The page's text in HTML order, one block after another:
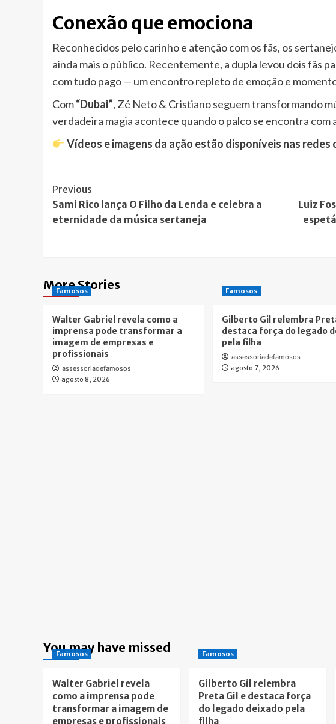
Conexão que emociona
Reconhecidos pelo carinho e atenção com os fãs, os
ainda mais o público. Recentemente, a dupla levou dois fãs
com tudo pago — um encontro repleto de emoção e
Com“Dubai”, Zé Neto & Cristiano seguem transformando
verdadeira magia acontece quando o palco se encontra com
Vídeos e imagens da ação estão disponíveis nas redes
Post
Navigation
Previous
Sami Rico lança O Filho da Lenda e celebra a
eternidade da música sertaneja
Luiz
More Stories
Famosos
Walter Gabriel revela como a
imprensa pode transformar a
imagem de empresas e
profissionais
assessoriadefamosos
agosto 8, 2026
Famosos
Gilberto Gil relembra
destaca força do legado
pela filha
assessoriadefamosos
agosto 7, 2026
You may have missed
Famosos
Walter Gabriel revela
como a imprensa pode
transformar a imagem de
empresas e profissionais
Famosos
Gilberto Gil relembra
Preta Gil e destaca força
do legado deixado pela
filha